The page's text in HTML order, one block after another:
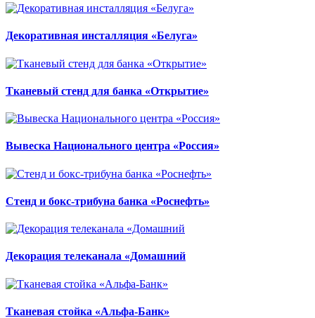
Декоративная инсталляция «Белуга»
Тканевый стенд для банка «Открытие»
Вывеска Национального центра «Россия»
Стенд и бокс-трибуна банка «Роснефть»
Декорация телеканала «Домашний
Тканевая стойка «Альфа-Банк»